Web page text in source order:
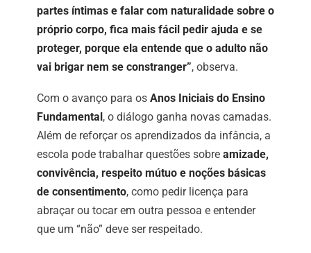
partes íntimas e falar com naturalidade sobre o
próprio corpo, fica mais fácil pedir ajuda e se
proteger, porque ela entende que o adulto não
vai brigar nem se constranger”, observa.
Com o avanço para os Anos Iniciais do Ensino
Fundamental , o diálogo ganha novas camadas.
Além de reforçar os aprendizados da infância, a
escola pode trabalhar questões sobre amizade,
convivência, respeito mútuo e noções básicas
de consentimento, como pedir licença para
abraçar ou tocar em outra pessoa e entender
que um “não” deve ser respeitado.